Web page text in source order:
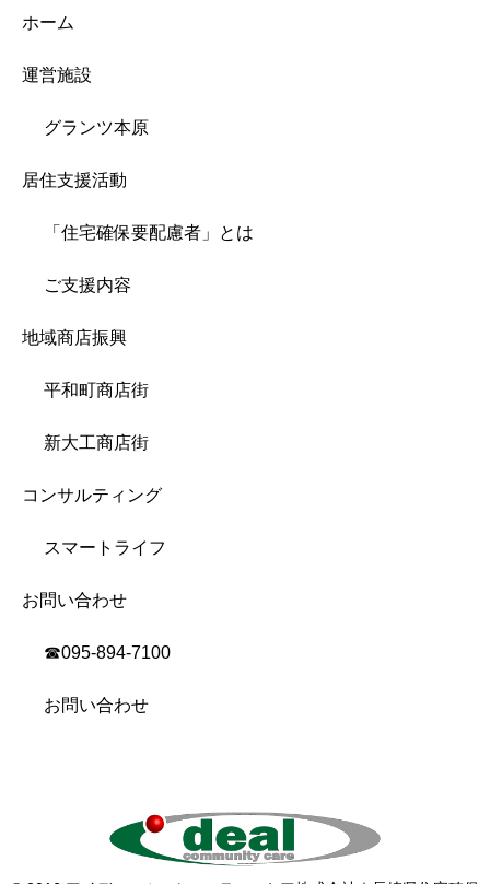
ホーム
運営施設
グランツ本原
居住支援活動
「住宅確保要配慮者」とは
ご支援内容
地域商店振興
平和町商店街
新大工商店街
コンサルティング
スマートライフ
お問い合わせ
☎︎095-894-7100
お問い合わせ